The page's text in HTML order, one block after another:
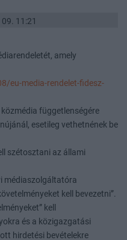
11:21
amely
eu-media-rendelet-fidesz-
függetlenségére
esetileg vethetnének be
szétosztani az állami
médiaszolgáltatóra
kell bevezetni”.
kell
és a közigazgatási
hirdetési bevételekre